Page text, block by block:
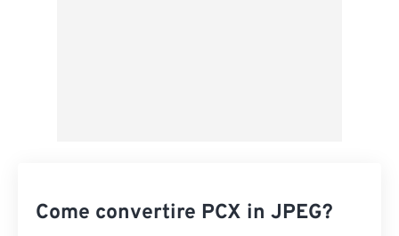
Come convertire PCX in JPEG?